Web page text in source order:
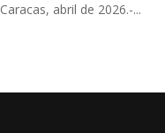
Caracas, abril de 2026.-...